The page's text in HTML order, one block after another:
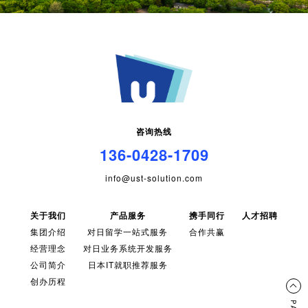
咨询热线
136-0428-1709
info@ust-solution.com
关于我们
集团介绍
经营理念
公司简介
创办历程
产品服务
对日留学一站式服务
对日业务系统开发服务
日本IT就职推荐服务
携手同行
合作共赢
人才招聘